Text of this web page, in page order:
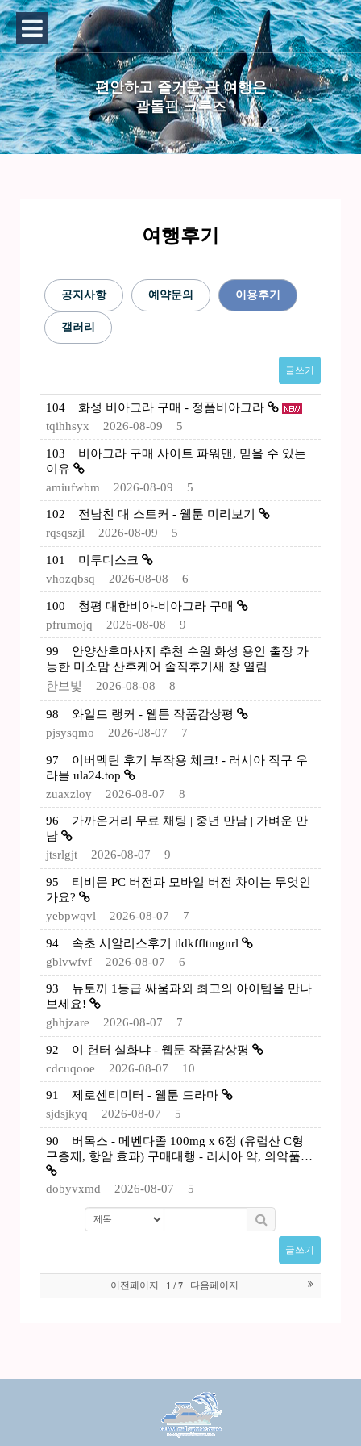
편안하고 즐거운 괌 여행은
괌돌핀 크루즈
여행후기
공지사항 예약문의 이용후기
갤러리
글쓰기
104
화성 비아그라 구매 - 정품비아그라
tqihhsyx
2026-08-09 5
103
비아그라 구매 사이트 파워맨, 믿을 수 있는
이유
amiufwbm
2026-08-09 5
102
전남친 대 스토커 - 웹툰 미리보기
rqsqszjl
2026-08-09 5
101
미투디스크
vhozqbsq
2026-08-08 6
100
청평 대한비아-비아그라 구매
pfrumojq
2026-08-08 9
99
안양산후마사지 추천 수원 화성 용인 출장 가
능한 미소맘 산후케어 솔직후기새 창 열림
한보빛
2026-08-08 8
98
와일드 랭커 - 웹툰 작품감상평
pjsysqmo
2026-08-07 7
97
이버멕틴 후기 부작용 체크! - 러시아 직구 우
라몰 ula24.top
zuaxzloy
2026-08-07 8
96
가까운거리 무료 채팅 | 중년 만남 | 가벼운 만
남
jtsrlgjt
2026-08-07 9
95
티비몬 PC 버전과 모바일 버전 차이는 무엇인
가요?
yebpwqvl
2026-08-07 7
94
속초 시알리스후기 tldkffltmgnrl
gblvwfvf
2026-08-07 6
93
뉴토끼 1등급 싸움과외 최고의 아이템을 만나
보세요!
ghhjzare
2026-08-07 7
92
이 헌터 실화냐 - 웹툰 작품감상평
cdcuqooe
2026-08-07 10
91
제로센티미터 - 웹툰 드라마
sjdsjkyq
2026-08-07 5
90
버목스 - 메벤다졸 100mg x 6정 (유럽산 C형
구충제, 항암 효과) 구매대행 - 러시아 약, 의약품…
dobyvxmd 2026-08-07 5
글쓰기
이전페이지 1 / 7 다음페이지